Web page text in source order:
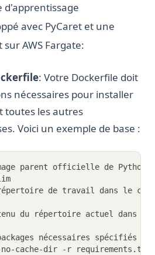
d'apprentissage
avec PyCaret et une
AWS Fargate:
: Votre Dockerfile doit
nécessaires pour installer
toutes les autres
Voici un exemple de base :
parent officielle de Python
de travail dans le
du répertoire actuel dans le
nécessaires spécifiés
cache-dir -r requirements.txt